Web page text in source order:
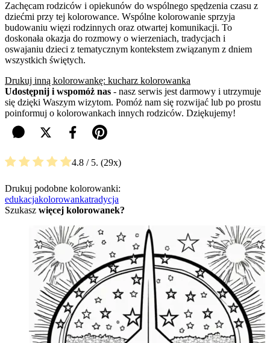
Zachęcam rodziców i opiekunów do wspólnego spędzenia czasu z
dziećmi przy tej kolorowance. Wspólne kolorowanie sprzyja
budowaniu więzi rodzinnych oraz otwartej komunikacji. To
doskonała okazja do rozmowy o wierzeniach, tradycjach i
oswajaniu dzieci z tematycznym kontekstem związanym z dniem
wszystkich świętych.
Drukuj inną kolorowankę: kucharz kolorowanka
Udostępnij i wspomóż nas - nasz serwis jest darmowy i utrzymuje
się dzięki Waszym wizytom. Pomóż nam się rozwijać lub po prostu
poinformuj o kolorowankach innych rodziców. Dziękujemy!
4.8 / 5. 29
Drukuj podobne kolorowanki:
edukacjakolorowankatradycja
Szukasz więcej kolorowanek?